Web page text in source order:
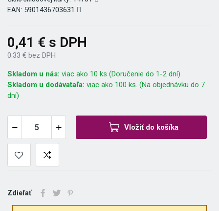
EAN: 5901436703631
0,41 € s DPH
0.33 € bez DPH
Skladom u nás: viac ako 10 ks (Doručenie do 1-2 dní)
Skladom u dodávataľa: viac ako 100 ks. (Na objednávku do 7
dní)
Vložiť do košíka
Zdieľať